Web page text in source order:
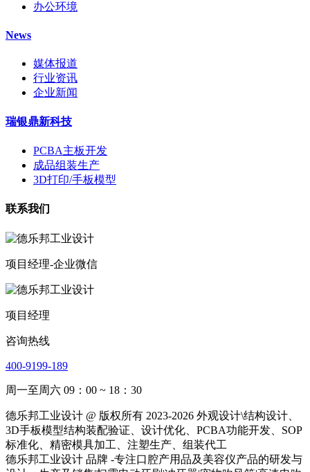
办公环境
News
媒体报道
行业资讯
企业新闻
瑞银鼎新科技
PCBA主板开发
成品组装生产
3D打印/手板模型
联系我们
项目经理-企业微信
项目经理
咨询热线
400-9199-189
周一至周六 09：00 ~ 18：30
德乐邦工业设计 @ 版权所有 2023-2026 外观设计\结构设计、
3D手板模型结构装配验证、设计优化、PCBA功能开发、SOP
标准化、精密模具加工、注塑生产、组装代工
德乐邦工业设计 品牌 -专注口腔产用品及美容仪产品的研发与